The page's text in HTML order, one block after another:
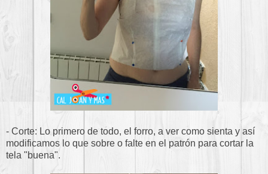
- Corte: Lo primero de todo, el forro, a ver como sienta y así
modificamos lo que sobre o falte en el patrón para cortar la
tela "buena".